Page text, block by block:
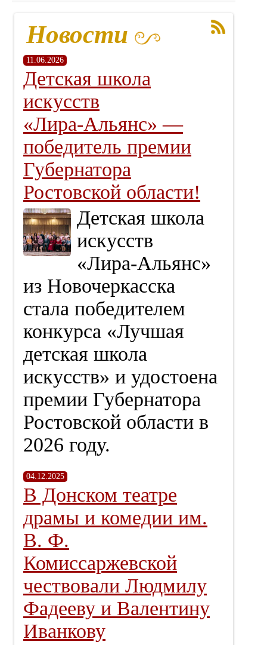
Новости
11.06.2026
Детская школа
искусств
«Лира‑Альянс» —
победитель премии
Губернатора
Ростовской области!
Детская школа
искусств
«Лира‑Альянс»
из Новочеркасска
стала победителем
конкурса «Лучшая
детская школа
искусств» и удостоена
премии Губернатора
Ростовской области в
2026 году.
04.12.2025
В Донском театре
драмы и комедии им.
В. Ф.
Комиссаржевской
чествовали Людмилу
Фадееву и Валентину
Иванкову